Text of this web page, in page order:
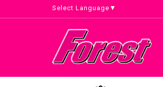
Select Language ▼